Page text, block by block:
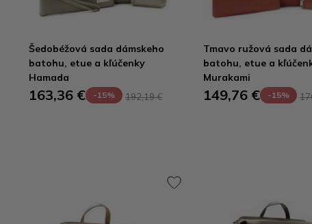
Šedobéžová sada dámskeho
batohu, etue a kľúčenky
Hamada
163,36 € -15% 192,19 €
Tmavo ružová sada
batohu, etue a
Murakami
149,76 € -15%